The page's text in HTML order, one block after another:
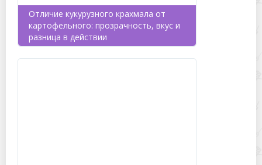
Отличие кукурузного крахмала от
картофельного: прозрачность, вкус и
разница в действии